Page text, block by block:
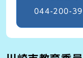
044-200-